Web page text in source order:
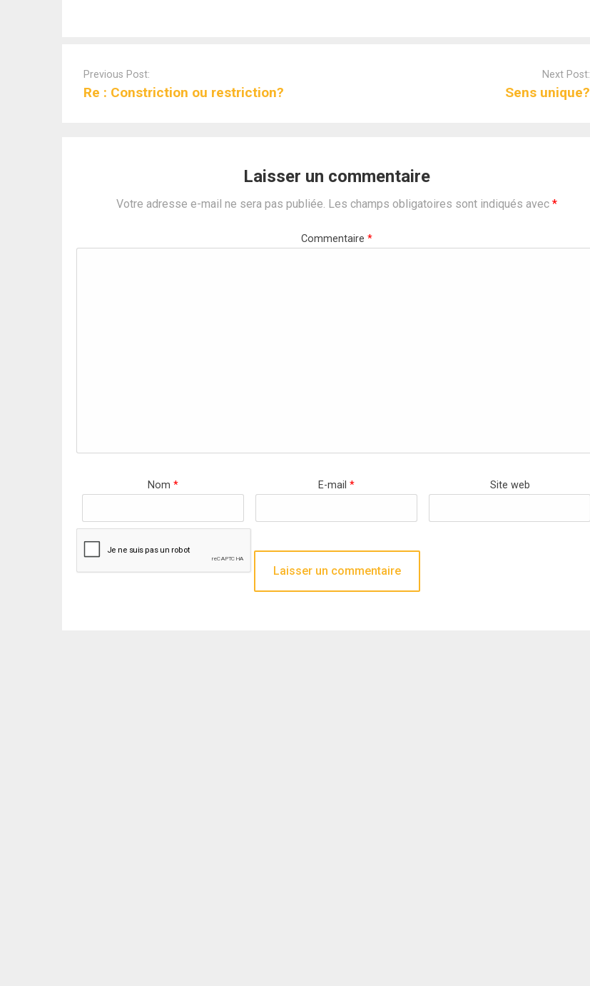
navigation
Previous Post:
Re : Constriction ou restriction?
Next Post:
Sens unique?
Laisser un commentaire
Votre adresse e-mail ne sera pas publiée. Les champs obligatoires sont indiqués avec *
Commentaire *
Nom* E-mail* Site web